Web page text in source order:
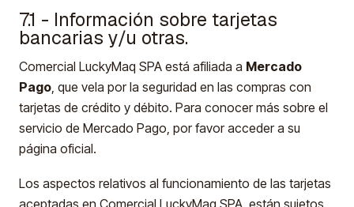
7.1 - Información sobre tarjetas
bancarias y/u otras.
Comercial LuckyMaq SPA está afiliada a Mercado
Pago, que vela por la seguridad en las compras con
tarjetas de crédito y débito. Para conocer más sobre el
servicio de Mercado Pago, por favor acceder a su
página oficial.
Los aspectos relativos al funcionamiento de las tarjetas
aceptadas en Comercial LuckyMaq SPA, están sujetos